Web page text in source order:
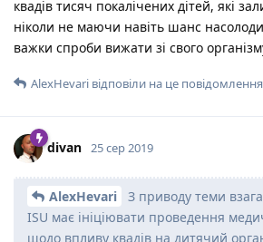
квадів тисяч покалічених дітей, які
ніколи не маючи навіть шанс
важки спроби вижати зі свого
AlexHevari відповіли на це
divan 25 сер 2019
AlexHevari
З приводу теми
ISU має ініціювати проведення
щодо впливу квадів на дитячий